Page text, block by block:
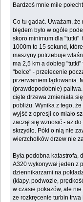
Bardzoś mnie mile
Co tu gadać. Uważam,
błędem było w ogóle
skoro minimum dla "tutki"
1000m to 15 sekund,
maszyny potrzebuje
ma 2,5 km a dobieg
"belce" - przelecenie
przerwaniem lądowania.
(prawdopodobnie) paliwa.
cięte drzewa zmieniała
pobliżu. Wynika z tego,
wyjść z opresji co miało
zaczął się wznosić - aż
skrzydło. Póki o nią nie
wierzchołków drzew nie
Była podobna katastrofa,
A320 wykonywał jeden z
dziennikarzami na
(klapy, podwozie,
w czasie pokazów, ale
ze rozkręcenie turbin